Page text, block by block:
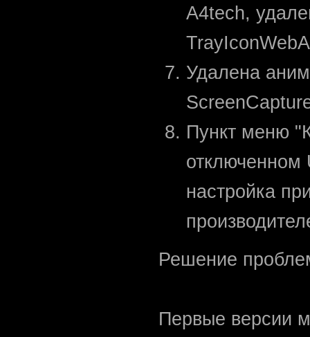
A4tech,
Удалена
Пункт меню
отключенном
настройка
Решение
Первые версии